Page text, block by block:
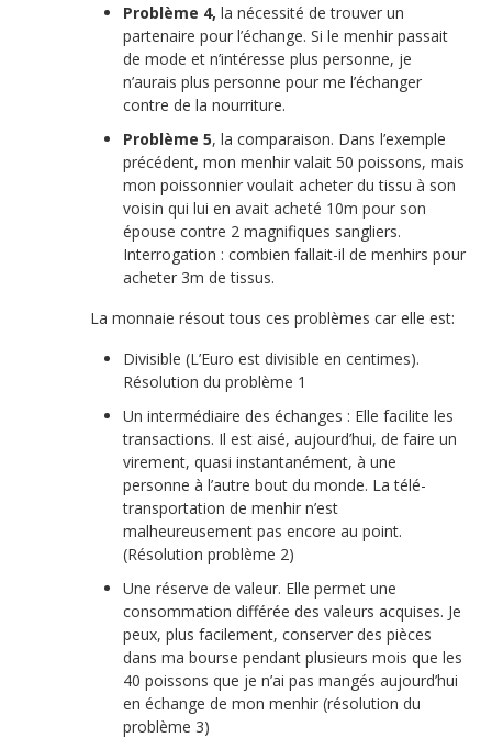
Problème 4, la nécessité de trouver un
partenaire pour l’échange. Si le menhir passait
de mode et n’intéresse plus personne, je
n’aurais plus personne pour me l’échanger
contre de la nourriture.
Problème 5, la comparaison. Dans l’exemple
précédent, mon menhir valait 50 poissons, mais
mon poissonnier voulait acheter du tissu à son
voisin qui lui en avait acheté 10m pour son
épouse contre 2 magnifiques sangliers.
Interrogation : combien fallait-il de menhirs pour
acheter 3m de tissus.
La monnaie résout tous ces problèmes car elle est:
Divisible (L’Euro est divisible en centimes).
Résolution du problème 1
Un intermédiaire des échanges : Elle facilite les
transactions. Il est aisé, aujourd’hui, de faire un
virement, quasi instantanément, à une
personne à l’autre bout du monde. La télé-
transportation de menhir n’est
malheureusement pas encore au point.
(Résolution problème 2)
Une réserve de valeur. Elle permet une
consommation différée des valeurs acquises. Je
peux, plus facilement, conserver des pièces
dans ma bourse pendant plusieurs mois que les
40 poissons que je n’ai pas mangés aujourd’hui
en échange de mon menhir (résolution du
problème 3)